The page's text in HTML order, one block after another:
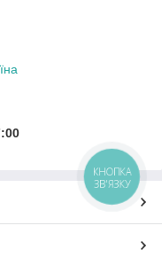
КНОПКА
ЗВ'ЯЗКУ